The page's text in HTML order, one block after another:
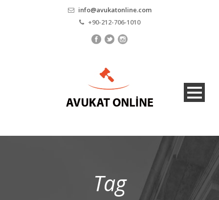
info@avukatonline.com
+90-212-706-1010
Tag